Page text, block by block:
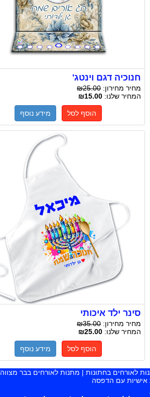
חנוכיה דגם וינטג'
מחיר מחירון: ₪25.00
המחיר שלנו: ₪15.00
הוסף לסל מידע נוסף
סינר ילד איכותי
מחיר מחירון: ₪35.00
המחיר שלנו: ₪25.00
הוסף לסל מידע נוסף
לאורחים בחתונות | מתנות לאורחים בבר מצווה
אישיות עם הדפסה